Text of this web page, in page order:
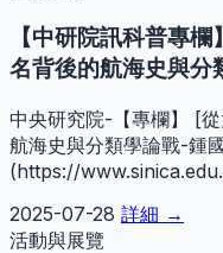
【中研院訊科普專
名背後的航海史與分
中央研究院-【專欄】 [
航海史與分類學論戰-鍾
(https://
2025-07-28 詳細 →
活動與展覽